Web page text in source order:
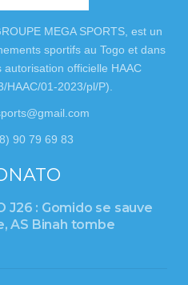
MEGA SPORTS, est un
sportifs au Togo et dans
officielle HAAC
HAAC/01-2023/pl/P).
90 79 69 83
J26 : Gomido se sauve
AS Binah tombe